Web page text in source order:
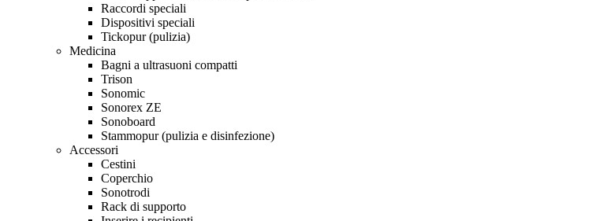
Raccordi speciali
Dispositivi speciali
Tickopur (pulizia)
Medicina
Bagni a ultrasuoni compatti
Trison
Sonomic
Sonorex ZE
Sonoboard
Stammopur (pulizia e disinfezione)
Accessori
Cestini
Coperchio
Sonotrodi
Rack di supporto